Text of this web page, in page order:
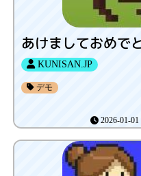
KUNISAN.JP
デモ
2026-01-